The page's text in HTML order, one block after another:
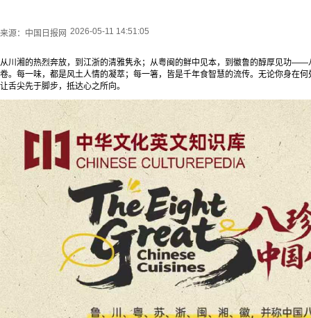
来源： 中国日报网 2026-05-11 14:51:05
从川湘的热烈奔放，到江浙的清雅隽永；从粤闽的鲜中见本，到徽鲁的醇厚见功——
卷。每一味，都是风土人情的凝萃；每一箸，皆是千年食智慧的流传。无论你身在
让舌尖先于脚步，抵达心之所向。